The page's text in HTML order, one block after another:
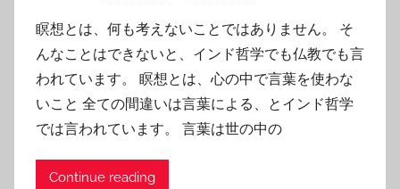
瞑想とは、何も考えないことではありません。 そ
んなことはできないと、インド哲学でも仏教でも言
われています。 瞑想とは、心の中で言葉を使わな
いこと 全ての間違いは言葉による、とインド哲学
では言われています。 言葉は世の中の
Continue reading